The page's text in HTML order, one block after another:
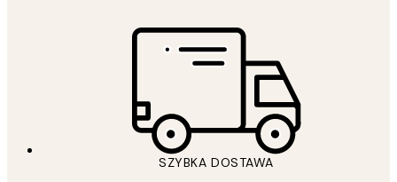
SZYBKA DOSTAWA